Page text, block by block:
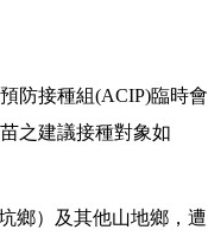
防接種組(ACIP)臨時會
之建議接種對象如
鄉）及其他山地鄉，遭